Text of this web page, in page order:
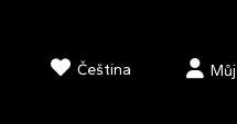
Čeština